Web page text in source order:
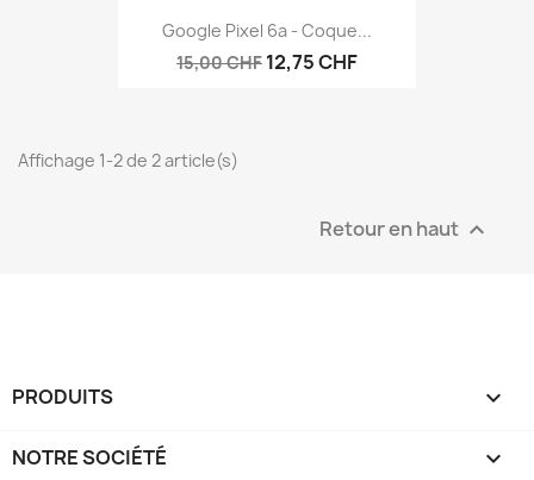
Google Pixel 6a - Coque...
15,00 CHF 12,75 CHF
Affichage 1-2 de 2 article(s)
Retour en haut 
PRODUITS 
NOTRE SOCIÉTÉ 